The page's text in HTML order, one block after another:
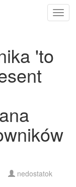
'to
nedostatok